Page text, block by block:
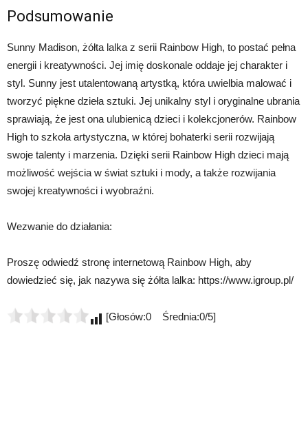
Podsumowanie
Sunny Madison, żółta lalka z serii Rainbow High, to postać pełna
energii i kreatywności. Jej imię doskonale oddaje jej charakter i
styl. Sunny jest utalentowaną artystką, która uwielbia malować i
tworzyć piękne dzieła sztuki. Jej unikalny styl i oryginalne ubrania
sprawiają, że jest ona ulubienicą dzieci i kolekcjonerów. Rainbow
High to szkoła artystyczna, w której bohaterki serii rozwijają
swoje talenty i marzenia. Dzięki serii Rainbow High dzieci mają
możliwość wejścia w świat sztuki i mody, a także rozwijania
swojej kreatywności i wyobraźni.
Wezwanie do działania:
Proszę odwiedź stronę internetową Rainbow High, aby
dowiedzieć się, jak nazywa się żółta lalka: https://www.igroup.pl/
[Głosów:0 Średnia:0/5]